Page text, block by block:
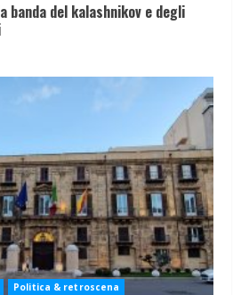
banda del kalashnikov e degli
Politica & retroscena